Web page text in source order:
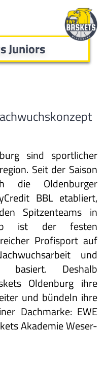
Juniors
sind sportlicher
Seit der Saison
die Oldenburger
BBL etabliert,
Spitzenteams in
ist der festen
Profisport auf
und
basiert. Deshalb
Oldenburg ihre
und bündeln ihre
Dachmarke: EWE
Akademie Weser-